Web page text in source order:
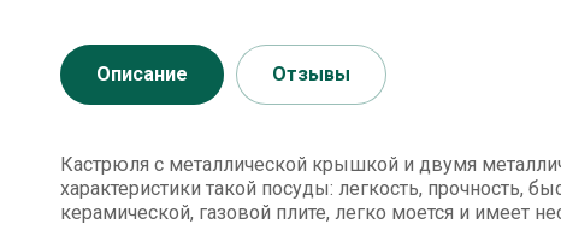
Описание Отзывы
Кастрюля с металлической крышкой и двумя
характеристики такой посуды: легкость, прочность,
керамической, газовой плите, легко моется и имеет